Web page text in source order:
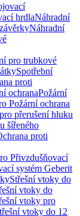
hrdlaNáhradní
Náhradní
pro trubkové
Spotřební
proti
ochranaPožární
Požární ochrana
přerušení hluku
šířeného
proti
Přivzdušňovací
systém Geberit
Střešní vtoky do
vtoky do
vtoky pro
vtoky do 12